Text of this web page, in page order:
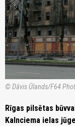
© Dāvis Ūlands/F64
Rīgas pilsētas
Kalnciema ielas